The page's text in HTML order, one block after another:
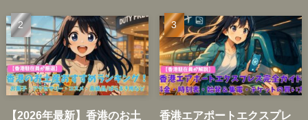
【2026年最新】香港のお土
香港エアポートエクスプレ